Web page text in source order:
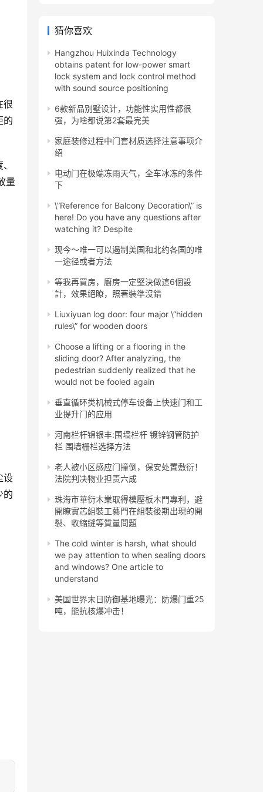
很
的
量
设
的
猜你喜欢
Hangzhou Huixinda Technology
obtains patent for low-power smart
lock system and lock control method
with sound source positioning
6款新品别墅设计，功能性实用性都很
强，为啥都说第2套最完美
家庭装修过程中门套材质选择注意事项介
绍
电动门在极端冻雨天气，全车冰冻的条件
下
\”Reference for Balcony Decoration\” is
here! Do you have any questions after
watching it? Despite
现今～唯一可以遏制美国和北约各国的唯
一途径或者方法
等我再買房，廚房一定堅決做這6個設
計，效果絕瞭，照著裝準沒錯
Liuxiyuan log door: four major \”hidden
rules\” for wooden doors
Choose a lifting or a flooring in the
sliding door? After analyzing, the
pedestrian suddenly realized that he
would not be fooled again
垂直循环类机械式停车设备上快速门和工
业提升门的应用
河南栏杆锦银丰:围墙栏杆 镀锌钢管防护
栏 围墙栅栏选择方法
老人被小区感应门撞倒，保安处置敷衍！
法院判决物业担责六成
珠海市華衍木業取得模壓板木門專利，避
開瞭實芯組裝工藝門在組裝後期出現的開
裂、收縮縫等質量問題
The cold winter is harsh, what should
we pay attention to when sealing doors
and windows? One article to
understand
美国世界末日防御基地曝光：防爆门重25
吨，能抗核爆冲击！